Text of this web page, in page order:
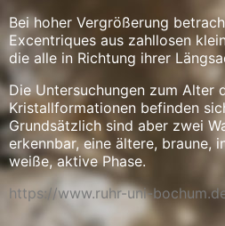
Bei hoher Vergrößerung
Excentriques aus zahllosen
die alle in Richtung ihrer
Die Untersuchungen zum Alter
Kristallformationen befinden
Grundsätzlich sind aber zwei
erkennbar, eine ältere, braune,
weiße, aktive Phase.
https://www.ruhr-uni-